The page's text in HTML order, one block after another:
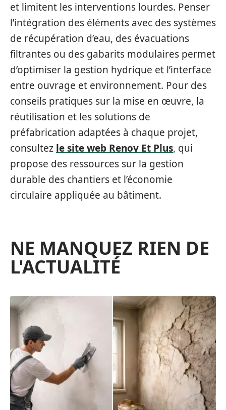
et limitent les interventions lourdes. Penser
l’intégration des éléments avec des systèmes
de récupération d’eau, des évacuations
filtrantes ou des gabarits modulaires permet
d’optimiser la gestion hydrique et l’interface
entre ouvrage et environnement. Pour des
conseils pratiques sur la mise en œuvre, la
réutilisation et les solutions de
préfabrication adaptées à chaque projet,
consultez le site web Renov Et Plus, qui
propose des ressources sur la gestion
durable des chantiers et l’économie
circulaire appliquée au bâtiment.
NE MANQUEZ RIEN DE
L'ACTUALITÉ